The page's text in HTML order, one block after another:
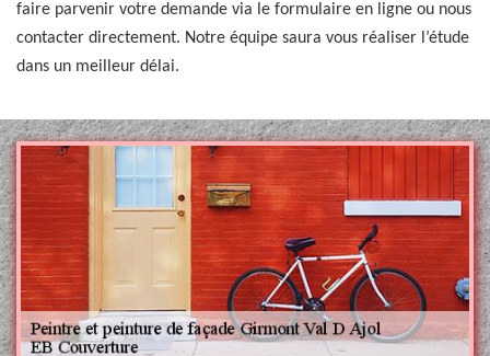
faire parvenir votre demande via le formulaire en ligne ou nous
contacter directement. Notre équipe saura vous réaliser l’étude
dans un meilleur délai.